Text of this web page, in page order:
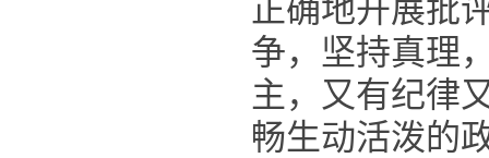
正确地开展批
争，坚持真理
主，又有纪律
畅生动活泼的